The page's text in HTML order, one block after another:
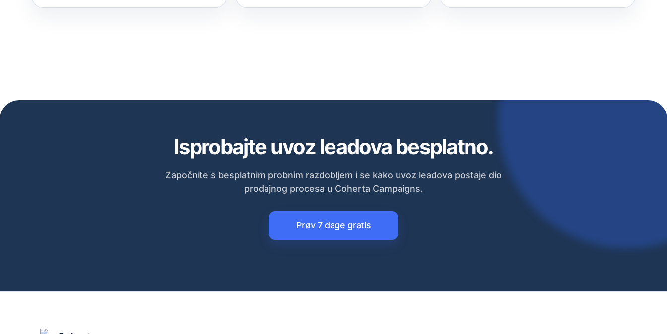
Isprobajte uvoz leadova besplatno.
Započnite s besplatnim probnim razdobljem i se kako uvoz leadova postaje dio
prodajnog procesa u Coherta Campaigns.
Prøv 7 dage gratis